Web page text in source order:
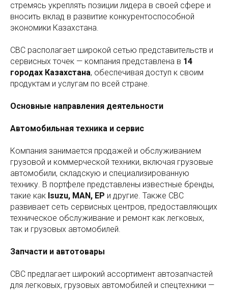
стремясь укреплять позиции лидера в своей сфере и
вносить вклад в развитие конкурентоспособной
экономики Казахстана.
СВС располагает широкой сетью представительств и
сервисных точек — компания представлена в 14
городах Казахстана, обеспечивая доступ к своим
продуктам и услугам по всей стране.
Основные направления деятельности
Автомобильная техника и сервис
Компания занимается продажей и обслуживанием
грузовой и коммерческой техники, включая грузовые
автомобили, складскую и специализированную
технику. В портфеле представлены известные бренды,
такие как Isuzu, MAN, EP и другие. Также СВС
развивает сеть сервисных центров, предоставляющих
техническое обслуживание и ремонт как легковых,
так и грузовых автомобилей.
Запчасти и автотовары
СВС предлагает широкий ассортимент автозапчастей
для легковых, грузовых автомобилей и спецтехники —